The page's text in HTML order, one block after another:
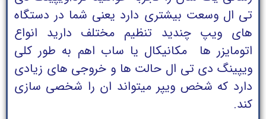
تی ال وسعت بیشتری دارد یعنی شما در دستگاه
های ویپ چندید تنظیم مختلف دارید انواع
اتومایزر ها مکانیکال یا ساب اهم به طور کلی
ویپینگ دی تی ال حالت ها و خروجی های زیادی
دارد که شخص ویپر میتواند ان را شخصی سازی
کند.